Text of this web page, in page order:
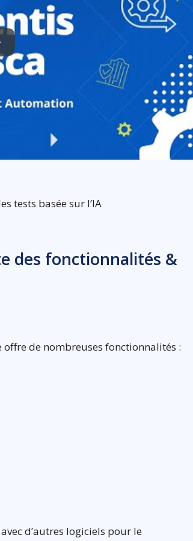
tests basée sur l’IA
des fonctionnalités &
de nombreuses fonctionnalités :
d’autres logiciels pour le